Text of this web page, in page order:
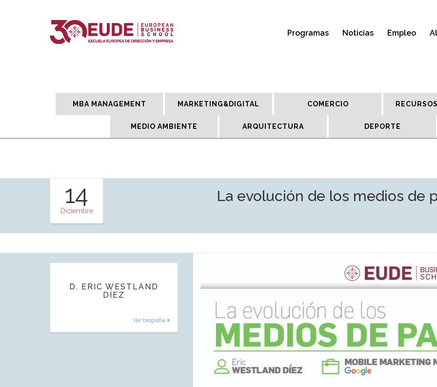
Programas Noticias Empleo
MBA MANAGEMENT MARKETING&DIGITAL COMERCIO
MEDIO AMBIENTE ARQUITECTURA DEPORTE
14
Diciembre
La evolución de los medios de
D. ERIC WESTLAND
DÍEZ
Ver biografía